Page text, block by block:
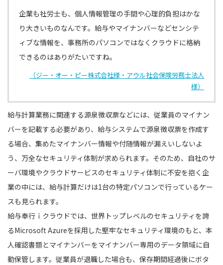
企業も社労士も、個人情報管理の手間や心理的負担はかな
り大きいものなんです。給与やマイナンバーなどセンシテ
ィブな情報を、事務所のパソコンではなくクラウドに格納
できるのはありがたいですね。
（ジー・オー・ピー株式会社様・アウル社会保険労務士法人
様）
給与計算業務に関連する源泉徴収票などには、従業員のマイナン
バーを記載する必要があり、給与システムで源泉徴収票を作成す
る場合、集めたマイナンバー情報や付随情報が漏えいしないよ
う、万全なセキュリティ体制が求められます。そのため、自社のサ
ーバ環境やクラウドサービスのセキュリティ体制に不安を抱く企
業の中には、給与計算だけは1台の特定パソコンで行っているケー
スも見られます。
給与奉行ｉクラウドでは、世界トップレベルのセキュリティを誇
るMicrosoft Azureを採用した堅牢なセキュリティ環境のもと、本
人確認書類とマイナンバーをマイナンバー専用のデータ領域に自
動保管します。従業員が退職した場合も、保存期間経過後にボタ